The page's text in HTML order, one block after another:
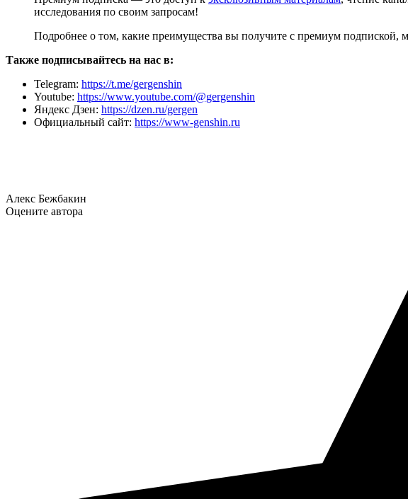
исследования по своим запросам!
Подробнее о том, какие преимущества вы получите с премиум подпиской,
Также подписывайтесь на нас в:
Telegram: https://t.me/gergenshin
Youtube: https://www.youtube.com/@gergenshin
Яндекс Дзен: https://dzen.ru/gergen
Официальный сайт: https://www-genshin.ru
Алекс Бежбакин
Оцените автора